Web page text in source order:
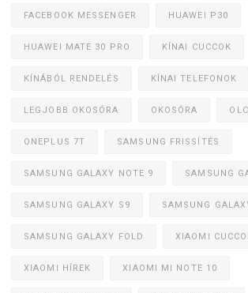
FACEBOOK MESSENGER HUAWEI P30
HUAWEI MATE 30 PRO KÍNAI CUCCOK
KÍNÁBÓL RENDELÉS KÍNAI TELEFONOK
LEGJOBB OKOSÓRA OKOSÓRA
ONEPLUS 7T SAMSUNG FRISSÍTÉS
SAMSUNG GALAXY NOTE 9 SAMSUNG
SAMSUNG GALAXY S9 SAMSUNG
SAMSUNG GALAXY FOLD XIAOMI
XIAOMI HÍREK XIAOMI MI NOTE 10